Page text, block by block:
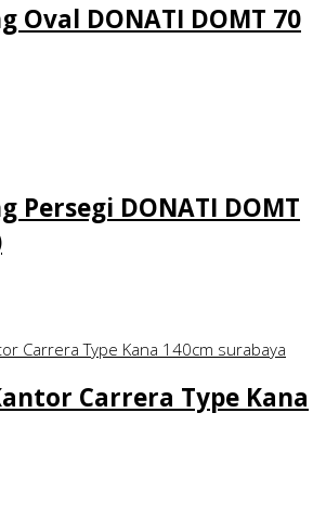
Oval DONATI DOMT 70
Persegi DONATI DOMT
Carrera Type Kana